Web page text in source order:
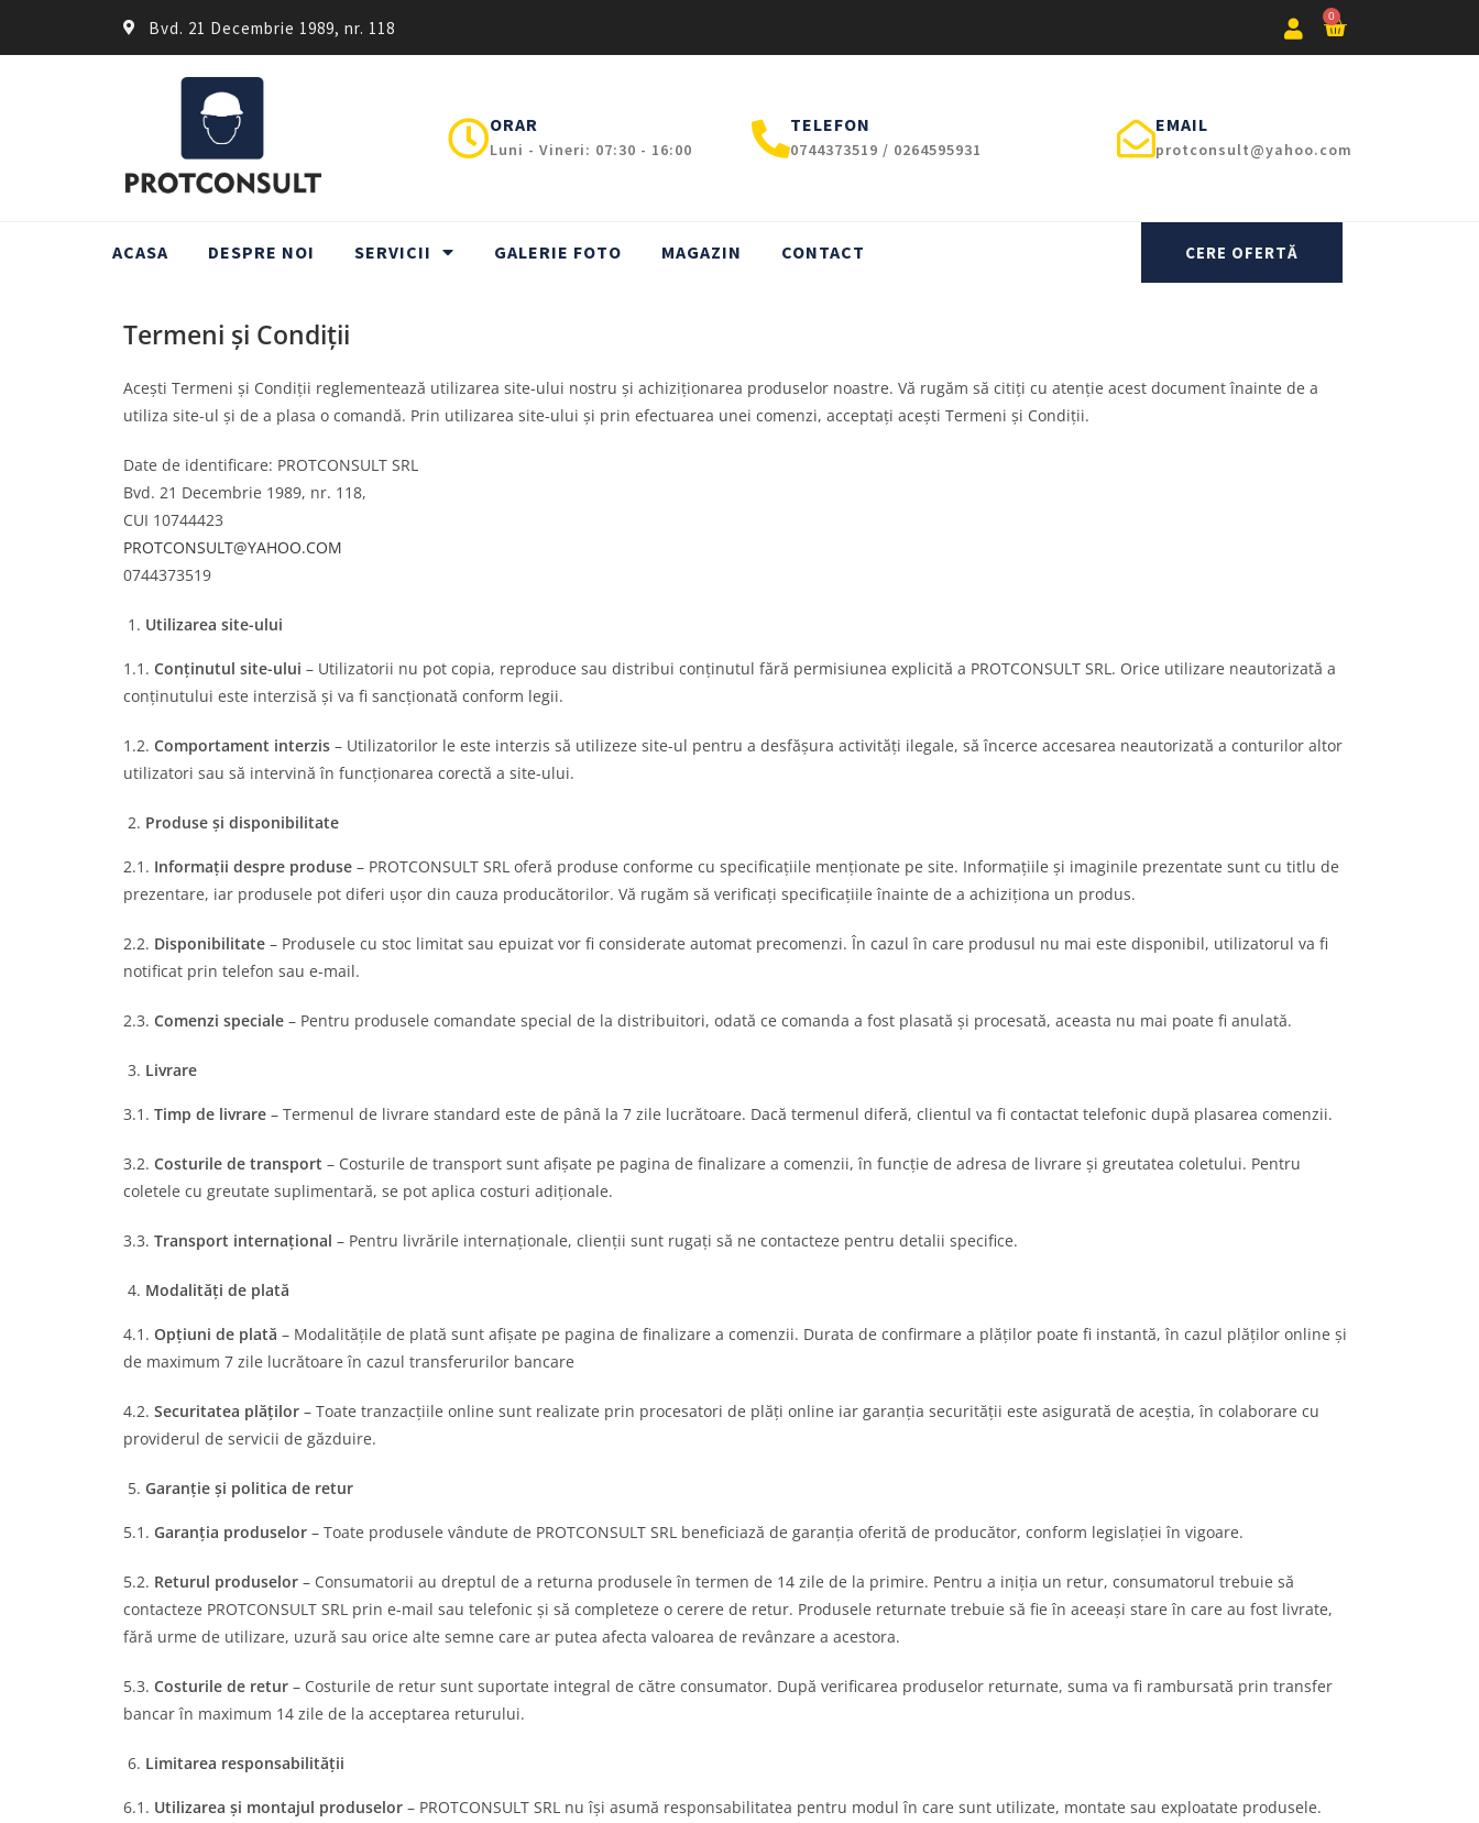
Bvd. 21 Decembrie 1989, nr. 118
0
ORAR
Luni - Vineri: 07:30 - 16:00
TELEFON
0744373519 / 0264595931
EMAIL
protconsult@yahoo.com
ACASA DESPRE NOI SERVICII GALERIE FOTO MAGAZIN CONTACT CERE OFERTĂ
Termeni și Condiții
Acești Termeni și Condiții reglementează utilizarea site-ului nostru și achiziționarea produselor noastre. Vă rugăm să citiți cu atenție acest document înainte de a
utiliza site-ul și de a plasa o comandă. Prin utilizarea site-ului și prin efectuarea unei comenzi, acceptați acești Termeni și Condiții.
Date de identificare: PROTCONSULT SRL
Bvd. 21 Decembrie 1989, nr. 118,
CUI 10744423
PROTCONSULT@YAHOO.COM
0744373519
Utilizarea site-ului
1.1. Conținutul site-ului – Utilizatorii nu pot copia, reproduce sau distribui conținutul fără permisiunea explicită a PROTCONSULT SRL. Orice utilizare neautorizată a
conținutului este interzisă și va fi sancționată conform legii.
1.2. Comportament interzis – Utilizatorilor le este interzis să utilizeze site-ul pentru a desfășura activități ilegale, să încerce accesarea neautorizată a conturilor altor
utilizatori sau să intervină în funcționarea corectă a site-ului.
Produse și disponibilitate
2.1. Informații despre produse – PROTCONSULT SRL oferă produse conforme cu specificațiile menționate pe site. Informațiile și imaginile prezentate sunt cu titlu de
prezentare, iar produsele pot diferi ușor din cauza producătorilor. Vă rugăm să verificați specificațiile înainte de a achiziționa un produs.
2.2. Disponibilitate – Produsele cu stoc limitat sau epuizat vor fi considerate automat precomenzi. În cazul în care produsul nu mai este disponibil, utilizatorul va fi
notificat prin telefon sau e-mail.
2.3. Comenzi speciale – Pentru produsele comandate special de la distribuitori, odată ce comanda a fost plasată și procesată, aceasta nu mai poate fi anulată.
Livrare
3.1. Timp de livrare – Termenul de livrare standard este de până la 7 zile lucrătoare. Dacă termenul diferă, clientul va fi contactat telefonic după plasarea comenzii.
3.2. Costurile de transport – Costurile de transport sunt afișate pe pagina de finalizare a comenzii, în funcție de adresa de livrare și greutatea coletului. Pentru
coletele cu greutate suplimentară, se pot aplica costuri adiționale.
3.3. Transport internațional – Pentru livrările internaționale, clienții sunt rugați să ne contacteze pentru detalii specifice.
Modalități de plată
4.1. Opțiuni de plată – Modalitățile de plată sunt afișate pe pagina de finalizare a comenzii. Durata de confirmare a plăților poate fi instantă, în cazul plăților online și
de maximum 7 zile lucrătoare în cazul transferurilor bancare
4.2. Securitatea plăților – Toate tranzacțiile online sunt realizate prin procesatori de plăți online iar garanția securității este asigurată de aceștia, în colaborare cu
providerul de servicii de găzduire.
Garanție și politica de retur
5.1. Garanția produselor – Toate produsele vândute de PROTCONSULT SRL beneficiază de garanția oferită de producător, conform legislației în vigoare.
5.2. Returul produselor – Consumatorii au dreptul de a returna produsele în termen de 14 zile de la primire. Pentru a iniția un retur, consumatorul trebuie să
contacteze PROTCONSULT SRL prin e-mail sau telefonic și să completeze o cerere de retur. Produsele returnate trebuie să fie în aceeași stare în care au fost livrate,
fără urme de utilizare, uzură sau orice alte semne care ar putea afecta valoarea de revânzare a acestora.
5.3. Costurile de retur – Costurile de retur sunt suportate integral de către consumator. După verificarea produselor returnate, suma va fi rambursată prin transfer
bancar în maximum 14 zile de la acceptarea returului.
Limitarea responsabilității
6.1. Utilizarea și montajul produselor – PROTCONSULT SRL nu își asumă responsabilitatea pentru modul în care sunt utilizate, montate sau exploatate produsele.